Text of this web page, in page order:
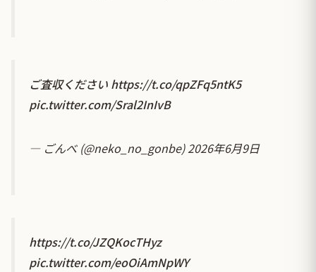
ご査収ください https://t.co/qpZFq5ntK5
pic.twitter.com/Sral2InIvB
— ごんべ (@neko_no_gonbe)2026年6月9日
https://t.co/JZQKocTHyz
pic.twitter.com/eoOiAmNpWY